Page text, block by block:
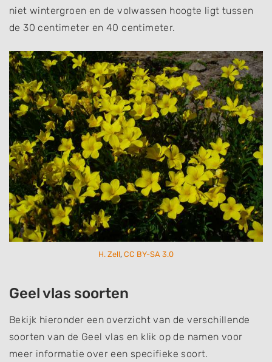
niet wintergroen en de volwassen hoogte ligt tussen
de 30 centimeter en 40 centimeter.
H. Zell, CC BY-SA 3.0
Geel vlas soorten
Bekijk hieronder een overzicht van de verschillende
soorten van de Geel vlas en klik op de namen voor
meer informatie over een specifieke soort.